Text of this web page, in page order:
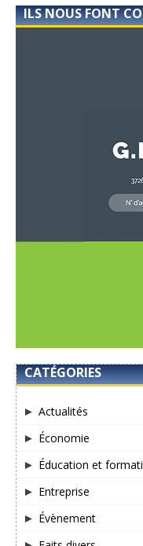
ILS NOUS FONT
CATÉGORIES
Actualités
Économie
Éducation et
Entreprise
Évènement